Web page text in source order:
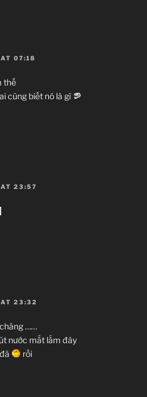
07:18
thế
cũng biết nó là gì
23:57
23:32
……
nước mắt lắm đây
rồi